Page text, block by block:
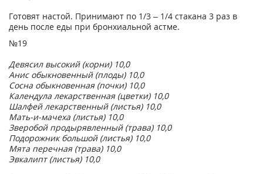
Готовят настой. Принимают по 1/3 – 1/4 стакана 3 раз в
день после еды при бронхиальной астме.
№19
Девясил высокий (корни) 10,0
Анис обыкновенный (плоды) 10,0
Сосна обыкновенная (почки) 10,0
Календула лекарственная (цветки) 10,0
Шалфей лекарственный (листья) 10,0
Мать-и-мачеха (листья) 10,0
Зверобой продырявленный (трава) 10,0
Подорожник большой (листья) 10,0
Мята перечная (трава) 10,0
Эвкалипт (листья) 10,0